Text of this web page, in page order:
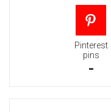
Pinterest
pins
-